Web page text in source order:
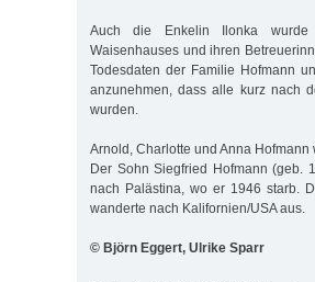
Auch die Enkelin Ilonka wurde
Waisenhauses und ihren
Todesdaten der Familie Hofmann
anzunehmen, dass alle kurz nach
wurden.
Arnold, Charlotte und Anna
Der Sohn Siegfried Hofmann (geb.
nach Palästina, wo er 1946 starb.
wanderte nach Kalifornien/USA aus.
© Björn Eggert, Ulrike Sparr